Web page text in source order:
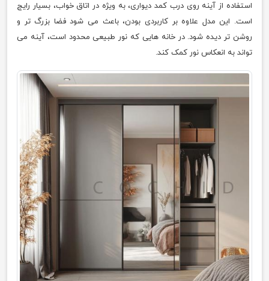
استفاده از آینه روی درب کمد دیواری، به ویژه در اتاق خواب، بسیار رایج
است. این مدل علاوه بر کاربردی بودن، باعث می شود فضا بزرگ تر و
روشن تر دیده شود. در خانه هایی که نور طبیعی محدود است، آینه می
تواند به انعکاس نور کمک کند.